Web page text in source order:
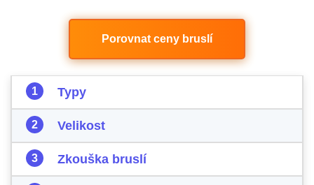
Porovnat ceny bruslí
Typy
Velikost
Zkouška bruslí